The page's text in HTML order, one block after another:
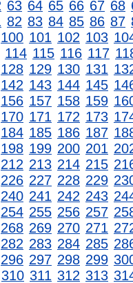
63 64 65 66 67 68
82 83 84 85 86 87
100 101 102 103
114 115 116 117
128 129 130 131
142 143 144 145
156 157 158 159
170 171 172 173
184 185 186 187
198 199 200 201
212 213 214 215
226 227 228 229
240 241 242 243
254 255 256 257
268 269 270 271
282 283 284 285
296 297 298 299
310 311 312 313